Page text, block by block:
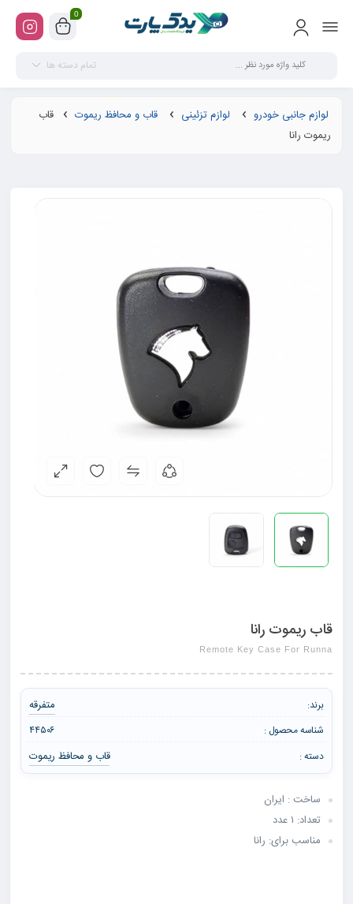
0
تمام دسته ها
لوازم جانبی خودرو لوازم تزئینی قاب و محافظ ریموت
قاب
ریموت رانا
قاب ریموت رانا
Remote Key Case For Runna
برند: متفرقه
شناسه محصول :
۴۴۵۰۶
دسته :
قاب و محافظ ریموت
ساخت : ایران
تعداد: ۱ عدد
مناسب برای: رانا